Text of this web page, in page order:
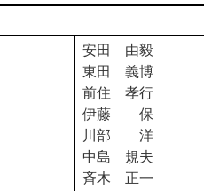
安田 由毅
東田 義博
前住 孝行
伊藤 保
川部 洋
中島 規夫
斉木 正一